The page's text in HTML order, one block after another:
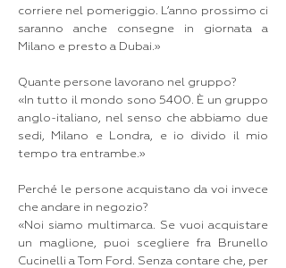
corriere nel pomeriggio. L’anno prossimo ci
saranno anche consegne in giornata a
Milano e presto a Dubai.»
Quante persone lavorano nel gruppo?
«In tutto il mondo sono 5400. È un gruppo
anglo-italiano, nel senso che abbiamo due
sedi, Milano e Londra, e io divido il mio
tempo tra entrambe.»
Perché le persone acquistano da voi invece
che andare in negozio?
«Noi siamo multimarca. Se vuoi acquistare
un maglione, puoi scegliere fra Brunello
Cucinelli a Tom Ford. Senza contare che, per